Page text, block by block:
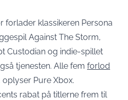
forlader klassikeren Persona
Against The Storm,
Custodian og indie-spillet
tjenesten. Alle fem forlod
oplyser Pure Xbox.
rabat på titlerne frem til